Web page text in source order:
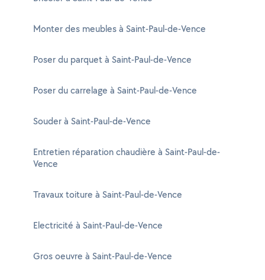
Monter des meubles à Saint-Paul-de-Vence
Poser du parquet à Saint-Paul-de-Vence
Poser du carrelage à Saint-Paul-de-Vence
Souder à Saint-Paul-de-Vence
Entretien réparation chaudière à Saint-Paul-de-
Vence
Travaux toiture à Saint-Paul-de-Vence
Electricité à Saint-Paul-de-Vence
Gros oeuvre à Saint-Paul-de-Vence